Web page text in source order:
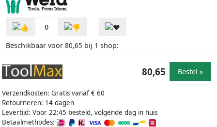
0
Beschikbaar voor 80,65 bij 1 shop:
Verzendkosten: Gratis vanaf € 60
Retourneren: 14 dagen
Levertijd: Voor 22:45 besteld, volgende dag in huis
Betaalmethodes:
80,65 Bestel »